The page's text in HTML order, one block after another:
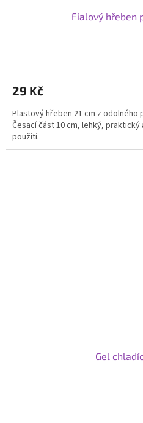
Fialový hřeben
29 Kč
Plastový hřeben 21 cm z odolného
Česací část 10 cm, lehký,
použití.
Gel